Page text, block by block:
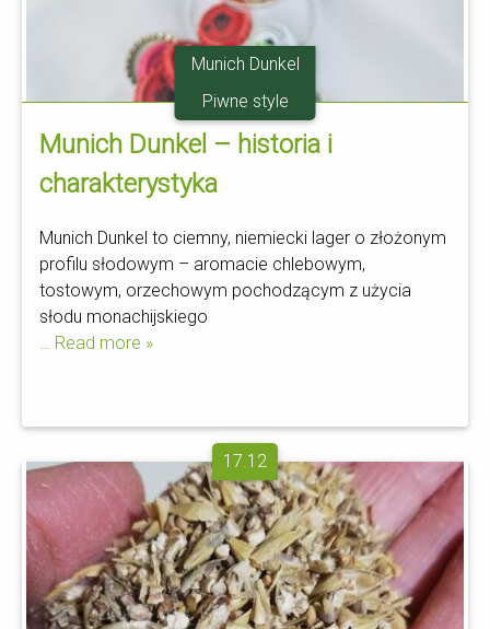
Munich Dunkel
Piwne style
Munich Dunkel – historia i
charakterystyka
Munich Dunkel to ciemny, niemiecki lager o złożonym
profilu słodowym – aromacie chlebowym,
tostowym, orzechowym pochodzącym z użycia
słodu monachijskiego
… Read more »
17.12